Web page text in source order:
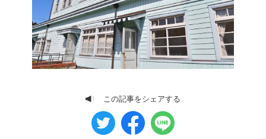
この記事をシェアする